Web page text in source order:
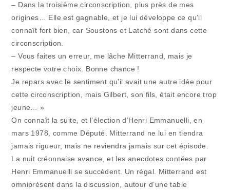
– Dans la troisième circonscription, plus près de mes
origines… Elle est gagnable, et je lui développe ce qu’il
connaît fort bien, car Soustons et Latché sont dans cette
circonscription.
– Vous faites un erreur, me lâche Mitterrand, mais je
respecte votre choix. Bonne chance !
Je repars avec le sentiment qu’il avait une autre idée pour
cette circonscription, mais Gilbert, son fils, était encore trop
jeune… »
On connaît la suite, et l’élection d’Henri Emmanuelli, en
mars 1978, comme Député. Mitterrand ne lui en tiendra
jamais rigueur, mais ne reviendra jamais sur cet épisode.
La nuit créonnaise avance, et les anecdotes contées par
Henri Emmanuelli se succèdent. Un régal. Mitterrand est
omniprésent dans la discussion, autour d’une table